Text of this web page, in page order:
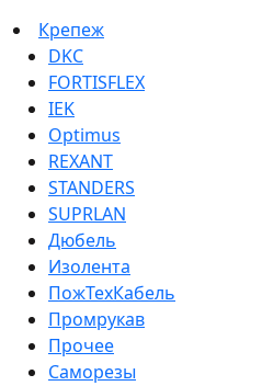
Крепеж
DKC
FORTISFLEX
IEK
Optimus
REXANT
STANDERS
SUPRLAN
Дюбель
Изолента
ПожТехКабель
Промрукав
Прочее
Саморезы